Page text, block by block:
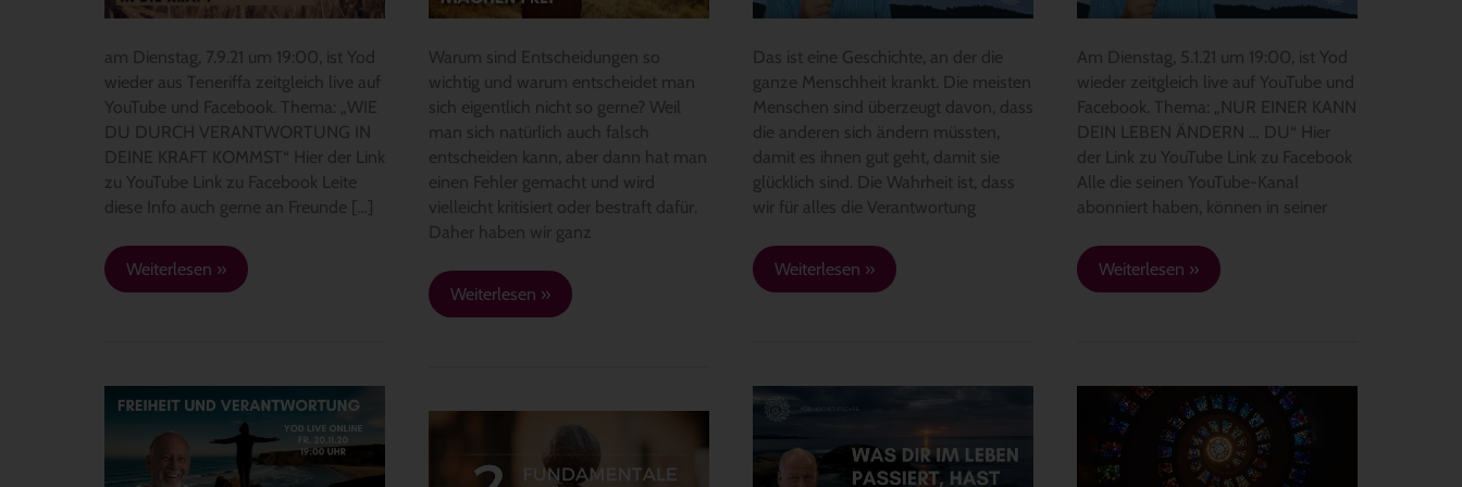
am Dienstag, 7.9.21 um 19:00, ist Yod
wieder aus Teneriffa zeitgleich live auf
YouTube und Facebook. Thema: „WIE
DU DURCH VERANTWORTUNG IN
DEINE KRAFT KOMMST“ Hier der Link
zu YouTube Link zu Facebook Leite
diese Info auch gerne an Freunde […]
KRAFT
KOMMST“
Weiterlesen »
Warum sind Entscheidungen so
wichtig und warum entscheidet man
sich eigentlich nicht so gerne? Weil
man sich natürlich auch falsch
entscheiden kann, aber dann hat man
einen Fehler gemacht und wird
vielleicht kritisiert oder bestraft dafür.
Daher haben wir ganz
Weiterlesen »
Das ist eine Geschichte, an der die
ganze Menschheit krankt. Die meisten
Menschen sind überzeugt davon, dass
die anderen sich ändern müssten,
damit es ihnen gut geht, damit sie
glücklich sind. Die Wahrheit ist, dass
wir für alles die Verantwortung
…
DU
Weiterlesen »
Am Dienstag, 5.1.21 um 19:00, ist Yod
wieder zeitgleich live auf YouTube und
Facebook. Thema: „NUR EINER KANN
DEIN LEBEN ÄNDERN … DU“ Hier
der Link zu YouTube Link zu Facebook
Alle die seinen YouTube-Kanal
abonniert haben, können in seiner
–
Thema:
„Nur
einer
kann
dein
Leben
ändern
DU“
Weiterlesen »
Yod
20.11.20
Was
dir
im
Leben
Ganzheit
taucht
auf,
wenn